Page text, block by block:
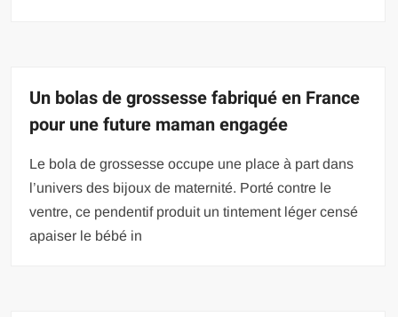
Un bolas de grossesse fabriqué en France
pour une future maman engagée
Le bola de grossesse occupe une place à part dans
l’univers des bijoux de maternité. Porté contre le
ventre, ce pendentif produit un tintement léger censé
apaiser le bébé in